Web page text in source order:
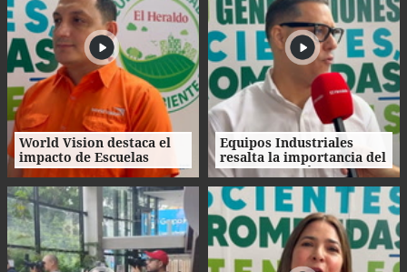
World Vision destaca el
impacto de Escuelas
Amigables con el
Ambiente en los niños
Equipos Industriales
resalta la importancia del
ahorro energético en la
niñez